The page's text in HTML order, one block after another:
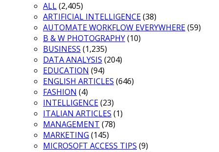
ALL(2,405)
ARTIFICIAL INTELLIGENCE(38)
AUTOMATE WORKFLOW EVERYWHERE(59)
B & W PHOTOGRAPHY(10)
BUSINESS (1,235)
DATA ANALYSIS (204)
EDUCATION (94)
ENGLISH ARTICLES (646)
FASHION (4)
INTELLIGENCE(23)
ITALIAN ARTICLES (1)
MANAGEMENT (78)
MARKETING (145)
MICROSOFT ACCESS TIPS (9)